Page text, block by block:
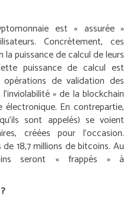
est « assurée »
Concrètement, ces
puissance de calcul de leurs
puissance de calcul est
de validation des
» de la blockchain
électronique. En contrepartie,
sont appelés) se voient
créées pour l’occasion.
18,7 millions de bitcoins. Au
seront « frappés » à